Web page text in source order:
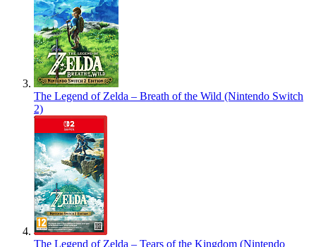
The Legend of Zelda – Breath of the Wild (Nintendo Switch
2)
The Legend of Zelda – Tears of the Kingdom (Nintendo